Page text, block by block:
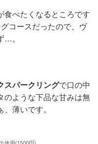
食べたくなるところです
コースだったので、ヴ
…。
スパークリングで口の中
のような下品な甘みは無
薄いです。